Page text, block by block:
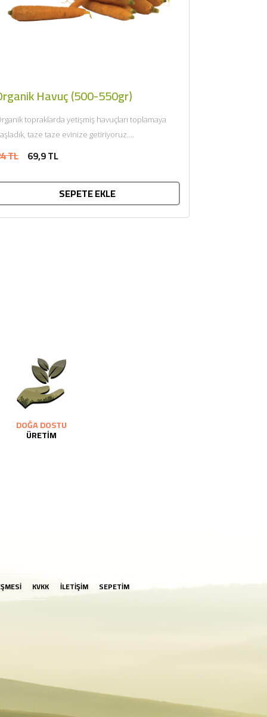
Havuç (500-550gr)
topraklarda yetişmiş havuçları toplamaya
taze taze evinize getiriyoruz....
TL 69,9 TL
SEPETE EKLE
DOĞA DOSTU
ÜRETİM
KVKK İLETİŞİM SEPETİM